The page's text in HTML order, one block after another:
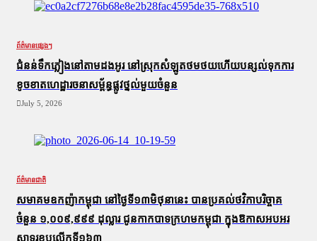
ព័ត៌មានផ្សេងៗ
ជំនន់​ទឹកភ្លៀង​នៅ​តាម​ដងអូរ​ នៅ​ស្រុក​សំឡូត​ថមថយ​ហើយ​បន្សល់​ទុក​ការ​
ខូចខាត​ហេដ្ឋារចនាសម្ព័ន្ធ​ផ្លូវថ្នល់​មួយ​ចំនួន
July 5, 2026
ព័ត៌មានជាតិ
សមាគមឧកញ៉ាកម្ពុជា នៅថ្ងៃទី១៣មិថុនានេះ បានប្រគល់ថវិកាបរិច្ចាគ
ចំនួន ១,០០៩,៩៩៩ ដុល្លារ ជូនកាកបាទក្រហមកម្ពុជា ក្នុងឱកាសអបអរ
សាទរខួបលើកទី១៦៣